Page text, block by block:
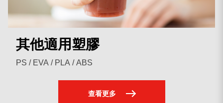
PE
其他適用塑膠
PS / EVA / PLA / ABS
查看更多
EPE/EPS
PP
PE
其他適用塑膠